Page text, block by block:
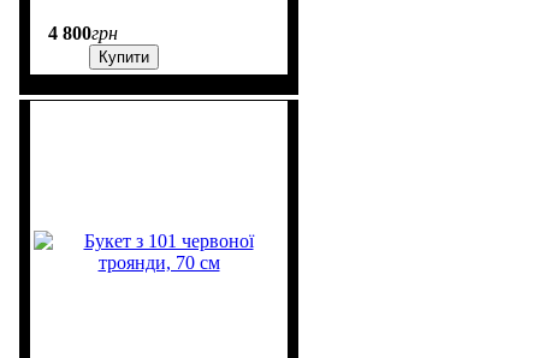
4 800грн
Купити